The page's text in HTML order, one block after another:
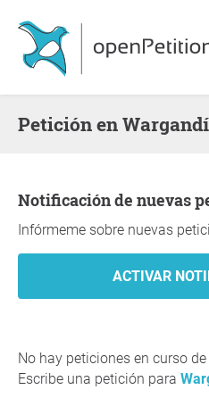
Petición en Wargandí
Notificación de nuevas
Infórmeme sobre nuevas
No hay peticiones en curso
Escribe una petición para